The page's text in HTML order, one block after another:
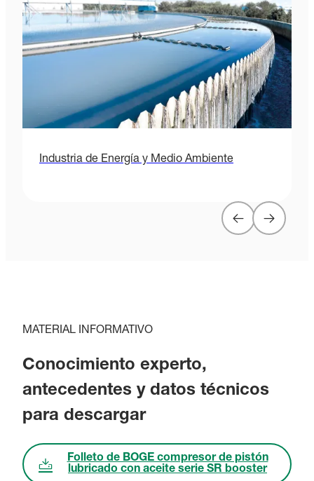
Industria de Energía y Medio Ambiente
MATERIAL INFORMATIVO
Conocimiento experto,
antecedentes y datos técnicos
para descargar
Folleto de BOGE compresor de pistón
lubricado con aceite serie SR booster